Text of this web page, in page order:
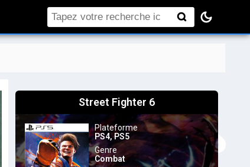
Rechercher
Street Fighter 6
Plateforme
PS4,PS5
Genre
Combat